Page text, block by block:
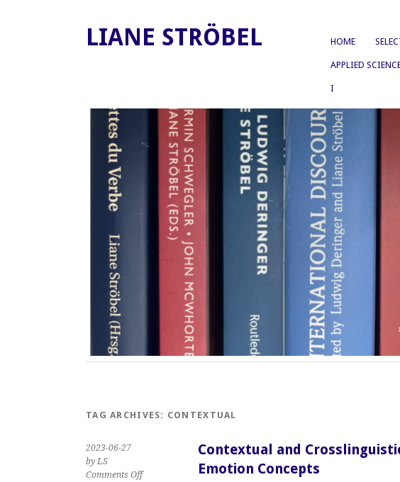
HOME
APPLIED
I
LIANE STRÖBEL
TAG ARCHIVES: CONTEXTUAL
2023-06-27
by LS
Comments Offon
Contextual and
Emotion Concepts